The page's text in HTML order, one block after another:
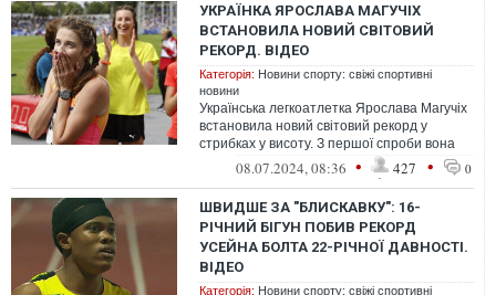
УКРАЇНКА ЯРОСЛАВА МАГУЧІХ
ВСТАНОВИЛА НОВИЙ СВІТОВИЙ
РЕКОРД. ВІДЕО
Категорія: Новини спорту: свіжі спортивні
новини
Українська легкоатлетка Ярослава Магучіх
встановила новий світовий рекорд у
стрибках у висоту. З першої спроби вона
взяла висоту - 2.10 метра, що стал...
08.07.2024, 08:36 • 427 • 0
ШВИДШЕ ЗА "БЛИСКАВКУ": 16-
РІЧНИЙ БІГУН ПОБИВ РЕКОРД
УСЕЙНА БОЛТА 22-РІЧНОЇ ДАВНОСТІ.
ВІДЕО
Категорія: Новини спорту: свіжі спортивні